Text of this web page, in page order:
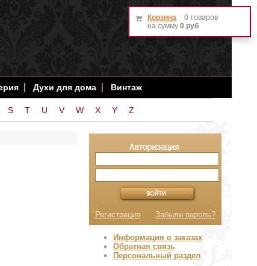
Духи для дома Винтаж
S T U V W X Y Z
Корзина
0 товаров
на сумму 0 руб
Регистрация Забыли пароль?
Информация о заказах
Обратная связь
Персональный раздел